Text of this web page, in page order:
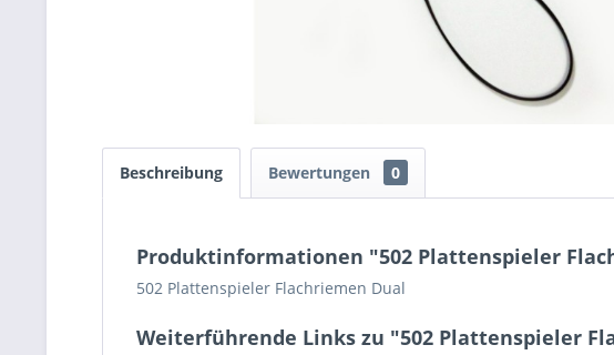
Beschreibung Bewertungen 0
Produktinformationen "502 Plattenspieler
502 Plattenspieler Flachriemen Dual
Weiterführende Links zu "502 Plattenspieler